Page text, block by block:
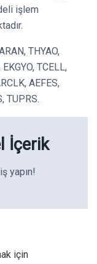
işlem
THYAO,
TCELL,
AEFES,
TUPRS.
İçerik
yapın!
için